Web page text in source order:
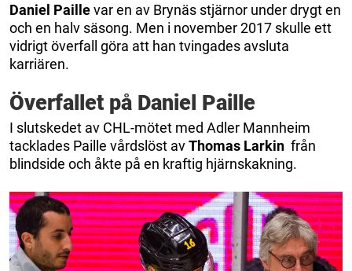
Daniel Paillevar en av Brynäs stjärnor under drygt en
och en halv säsong. Men i november 2017 skulle ett
vidrigt överfall göra att han tvingades avsluta
karriären.
Överfallet på Daniel Paille
I slutskedet av CHL-mötet med Adler Mannheim
tacklades Paille vårdslöst avThomas Larkin från
blindside och åkte på en kraftig hjärnskakning.